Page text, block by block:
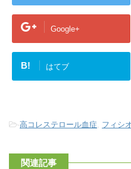
Google+
B! はてブ
-高コレステロール血症, フィシ
関連記事